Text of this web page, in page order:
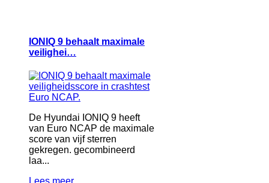
IONIQ 9 behaalt maximale
veilighei…
De Hyundai IONIQ 9 heeft
van Euro NCAP de maximale
score van vijf sterren
gekregen. gecombineerd
laa...
Lees meer